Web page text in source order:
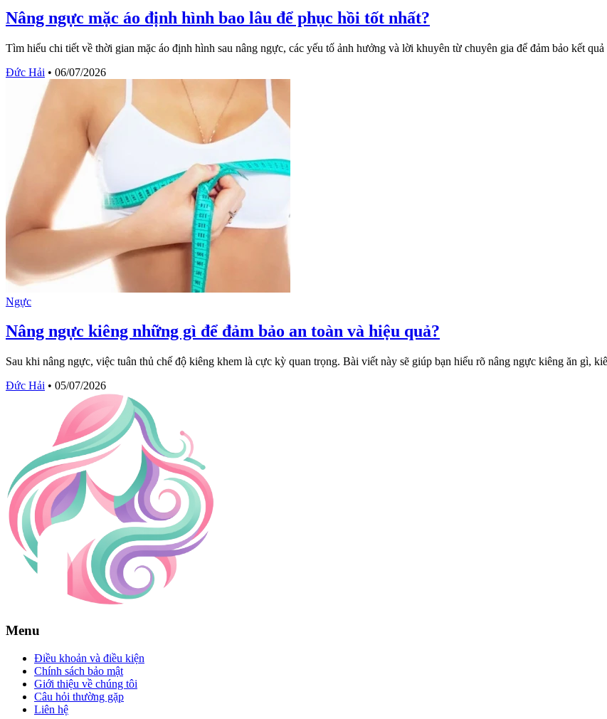
Nâng ngực mặc áo định hình bao lâu để phục hồi tốt nhất?
Tìm hiểu chi tiết về thời gian mặc áo định hình sau nâng ngực, các yếu tố ảnh hưởng và lời khuyên từ chuyên gia để đảm bảo kết
Đức Hải • 06/07/2026
Ngực
Nâng ngực kiêng những gì để đảm bảo an toàn và hiệu quả?
Sau khi nâng ngực, việc tuân thủ chế độ kiêng khem là cực kỳ quan trọng. Bài viết này sẽ giúp bạn hiểu rõ nâng ngực kiêng ăn gì,
Đức Hải • 05/07/2026
Menu
Điều khoản và điều kiện
Chính sách bảo mật
Giới thiệu về chúng tôi
Câu hỏi thường gặp
Liên hệ